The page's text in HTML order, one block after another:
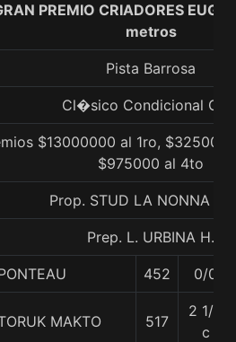
PREMIO CRIADORES
metros
Pista Barrosa
Cl�sico Condicional Gr.
$13000000 al 1ro,
$975000 al 4to
Prop. STUD LA NONNA
Prep. L. URBINA H.
452 0/0
MAKTO 517
2 1/4
c